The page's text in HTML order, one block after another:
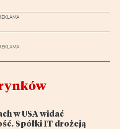
w USA widać
Spółki IT drożeją